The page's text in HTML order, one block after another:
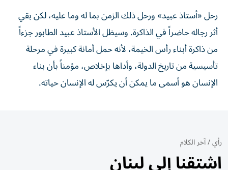
رحل «أستاذ عبيد» ورحل ذلك الزمن بما له وما عليه، لكن بقي
أثر رجاله حاضراً في الذاكرة. وسيظل الأستاذ عبيد الطابور جزءاً
من ذاكرة أبناء رأس الخيمة، لأنه حمل أمانة كبيرة في مرحلة
تأسيسية من تاريخ الدولة، وأداها بإخلاص، مؤمناً بأن بناء
الإنسان هو أسمى ما يمكن أن يكرّس له الإنسان حياته.
رأي/آخر الكلام